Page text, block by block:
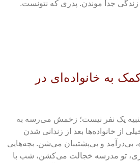
زندگی جدا موندن. پدری که نتونست.
به خانواده‌ای در
یک نفر نیست؛ زخمش می‌رسه به
از خانواده‌ها بعد از زندانی شدن
و بی‌پشتیبان می‌شن. بچه‌هایی
تو مدرسه خجالت می‌کشن، شب با